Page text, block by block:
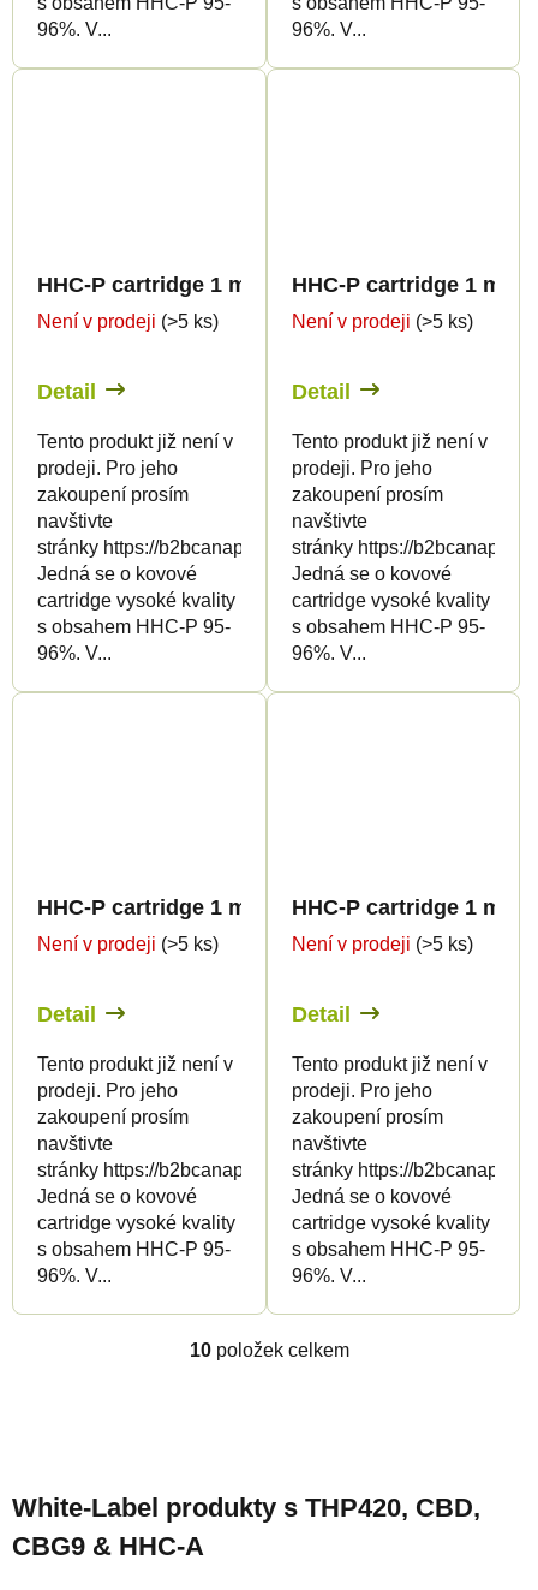
96%. V...
96%. V...
HHC-P cartridge 1 ml BULK - Sweet flavours
Není v prodeji (>5 ks)
Detail
Tento produkt již není v
prodeji. Pro jeho
zakoupení prosím
navštivte
stránky https://b2bcanapuff.com/
Jedná se o kovové
cartridge vysoké kvality
s obsahem HHC-P 95-
96%. V...
HHC-P cartridge 1 ml
Není v prodeji (>5 ks)
Detail
Tento produkt již není v
prodeji. Pro jeho
zakoupení prosím
navštivte
stránky https://
Jedná se o kovové
cartridge vysoké kvality
s obsahem HHC-P 95-
96%. V...
HHC-P cartridge 1 ml BULK - Terpen profiles
Není v prodeji (>5 ks)
Detail
Tento produkt již není v
prodeji. Pro jeho
zakoupení prosím
navštivte
stránky https://b2bcanapuff.com/
Jedná se o kovové
cartridge vysoké kvality
s obsahem HHC-P 95-
96%. V...
HHC-P cartridge 1 ml
Není v prodeji (>5 ks)
Detail
Tento produkt již není v
prodeji. Pro jeho
zakoupení prosím
navštivte
stránky https://
Jedná se o kovové
cartridge vysoké kvality
s obsahem HHC-P 95-
96%. V...
O
d
10položek celkem
á
p
a
White-Label produkty s THP420, CBD,
CBG9 & HHC-A